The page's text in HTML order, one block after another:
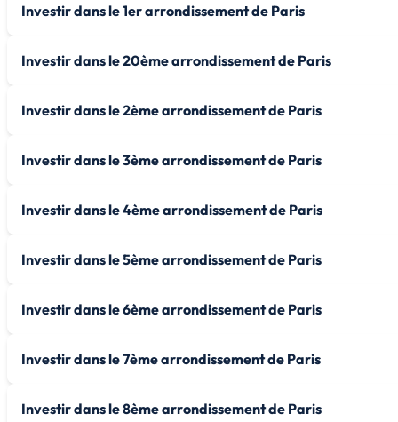
Investir dans le 1er arrondissement de Paris
Investir dans le 20ème arrondissement de Paris
Investir dans le 2ème arrondissement de Paris
Investir dans le 3ème arrondissement de Paris
Investir dans le 4ème arrondissement de Paris
Investir dans le 5ème arrondissement de Paris
Investir dans le 6ème arrondissement de Paris
Investir dans le 7ème arrondissement de Paris
Investir dans le 8ème arrondissement de Paris